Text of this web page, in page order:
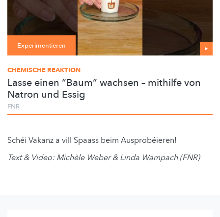
Experimentieren
CHEMISCHE REAKTION
Lasse einen “Baum” wachsen – mithilfe von
Natron und Essig
FNR
Schéi Vakanz a vill Spaass beim Ausprobéieren!
Text & Video: Michèle Weber & Linda Wampach (FNR)